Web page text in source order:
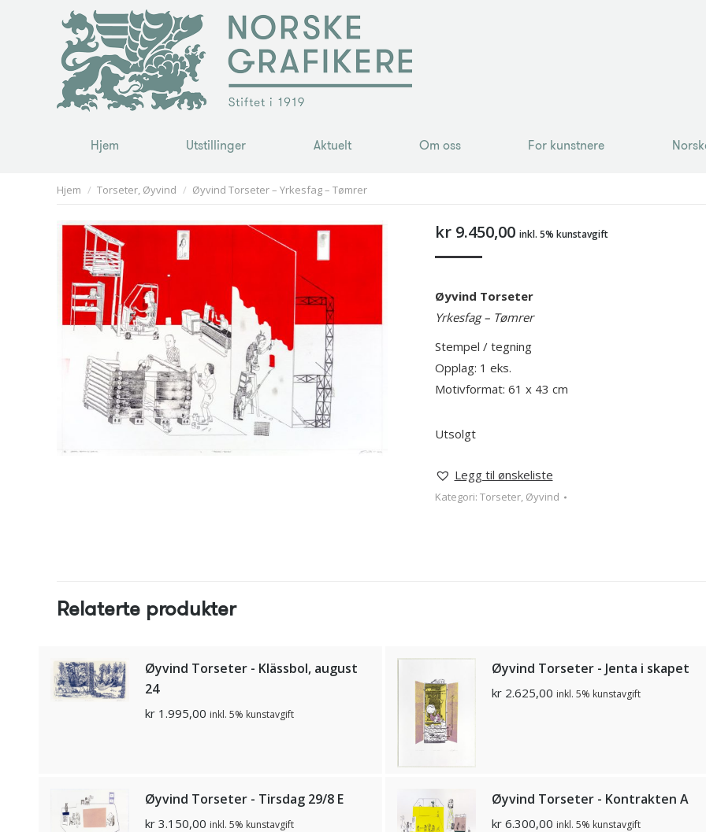
Hjem Utstillinger Aktuelt Om oss For kunstnere
You are here:
Hjem Torseter, Øyvind Øyvind Torseter – Yrkesfag – Tømrer
kr9.450,00 inkl. 5% kunstavgift
Øyvind Torseter
Yrkesfag – Tømrer
Stempel / tegning
Opplag: 1 eks.
Motivformat: 61 x 43 cm
Utsolgt
Legg til ønskeliste
Kategori: Torseter, Øyvind
Relaterte produkter
Øyvind Torseter - Klässbol, august
24
kr 1.995,00 inkl. 5% kunstavgift
Øyvind Torseter - Jenta i skapet
kr2.625,00 inkl. 5% kunstavgift
Øyvind Torseter - Tirsdag 29/8 E
kr 3.150,00 inkl. 5% kunstavgift
Øyvind Torseter - Kontrakten A
kr6.300,00 inkl. 5% kunstavgift
Hjem Utstillinger Aktuelt